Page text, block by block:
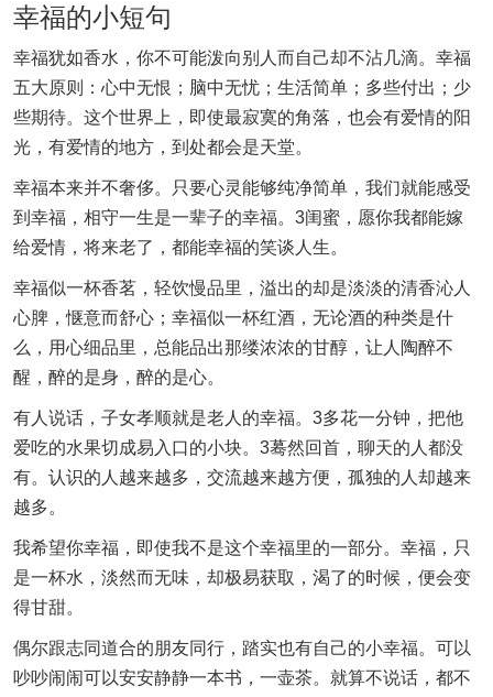
幸福的小短句
幸福犹如香水，你不可能泼向别人而自己却不沾几滴。幸福
五大原则：心中无恨；脑中无忧；生活简单；多些付出；少
些期待。这个世界上，即使最寂寞的角落，也会有爱情的阳
光，有爱情的地方，到处都会是天堂。
幸福本来并不奢侈。只要心灵能够纯净简单，我们就能感受
到幸福，相守一生是一辈子的幸福。3闺蜜，愿你我都能嫁
给爱情，将来老了，都能幸福的笑谈人生。
幸福似一杯香茗，轻饮慢品里，溢出的却是淡淡的清香沁人
心脾，惬意而舒心；幸福似一杯红酒，无论酒的种类是什
么，用心细品里，总能品出那缕浓浓的甘醇，让人陶醉不
醒，醉的是身，醉的是心。
有人说话，子女孝顺就是老人的幸福。3多花一分钟，把他
爱吃的水果切成易入口的小块。3蓦然回首，聊天的人都没
有。认识的人越来越多，交流越来越方便，孤独的人却越来
越多。
我希望你幸福，即使我不是这个幸福里的一部分。幸福，只
是一杯水，淡然而无味，却极易获取，渴了的时候，便会变
得甘甜。
偶尔跟志同道合的朋友同行，踏实也有自己的小幸福。可以
吵吵闹闹可以安安静静一本书，一壶茶。就算不说话，都不